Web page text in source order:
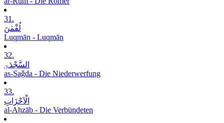
31.
لُقْمٰنَ
Luqmān - Luqmān
32.
السَّجْدَۃِ
as-Saǧda - Die Niederwerfung
33.
الْاَحْزَابِ
al-Aḥzāb - Die Verbündeten